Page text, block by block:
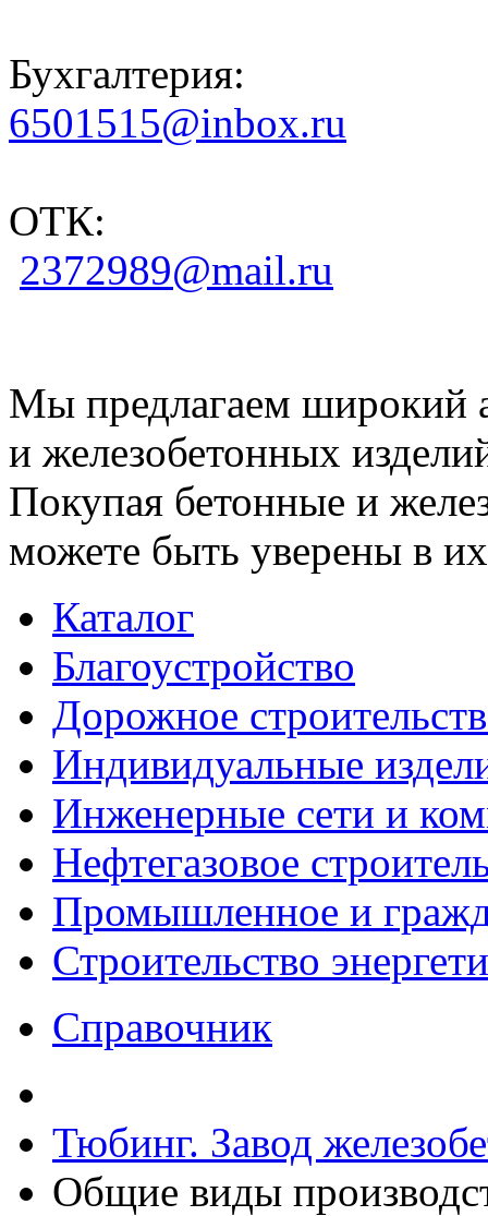
Бухгалтерия:
6501515@inbox.ru
ОТК:
2372989@mail.ru
Мы предлагаем широкий
и железобетонных
Покупая бетонные и
можете быть уверены в их
Каталог
Благоустройство
Дорожное
Индивидуальные
Инженерные сети и
Нефтегазовое
Промышленное и
Строительство
Справочник
Тюбинг. Завод
Общие виды